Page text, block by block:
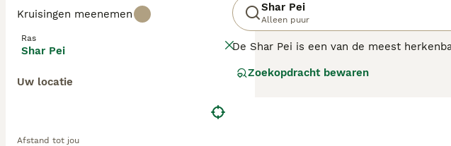
Kruisingen meenemen
Ras
Shar Pei
Uw locatie
Afstand tot jou
Shar Pei
Alleen puur
De Shar Pei is een van de meest
en herdershonden, hoewel ze vaak
Zoekopdracht bewaren